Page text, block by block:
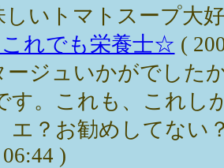
しいトマトスープ大
これでも栄養士☆ (
ージュいかがでした
す。これも、これし
エ？お勧めしてない
)